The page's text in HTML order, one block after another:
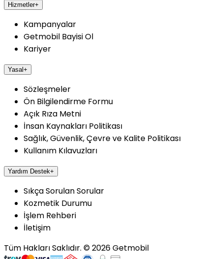
Hizmetler+
Kampanyalar
Getmobil Bayisi Ol
Kariyer
Yasal +
Sözleşmeler
Ön Bilgilendirme Formu
Açık Rıza Metni
İnsan Kaynakları Politikası
Sağlık, Güvenlik, Çevre ve Kalite Politikası
Kullanım Kılavuzları
Yardım Destek+
Sıkça Sorulan Sorular
Kozmetik Durumu
İşlem Rehberi
İletişim
Tüm Hakları Saklıdır. ©2026Getmobil